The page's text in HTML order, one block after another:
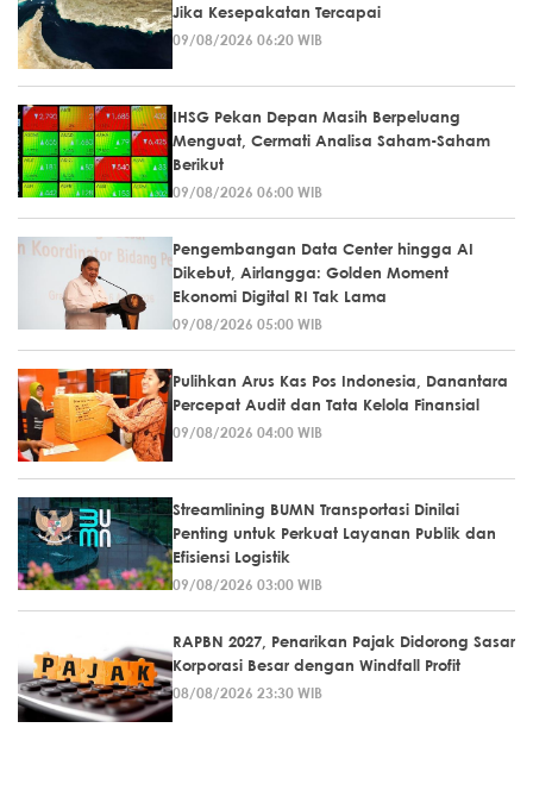
Jika Kesepakatan Tercapai
09/08/2026 06:20 WIB
IHSG Pekan Depan Masih Berpeluang
Menguat, Cermati Analisa Saham-Saham
Berikut
09/08/2026 06:00 WIB
Pengembangan Data Center hingga AI
Dikebut, Airlangga: Golden Moment
Ekonomi Digital RI Tak Lama
09/08/2026 05:00 WIB
Pulihkan Arus Kas Pos Indonesia, Danantara
Percepat Audit dan Tata Kelola Finansial
09/08/2026 04:00 WIB
Streamlining BUMN Transportasi Dinilai
Penting untuk Perkuat Layanan Publik dan
Efisiensi Logistik
09/08/2026 03:00 WIB
RAPBN 2027, Penarikan Pajak Didorong Sasar
Korporasi Besar dengan Windfall Profit
08/08/2026 23:30 WIB